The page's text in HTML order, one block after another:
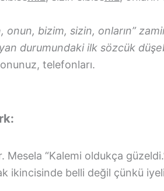
bizim, sizin, onların”
durumundaki ilk sözcük
telefonları.
“Kalemi oldukça
ikincisinde belli değil çünkü